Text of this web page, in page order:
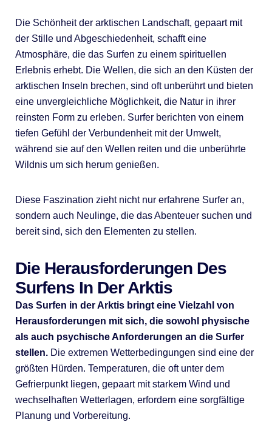
Die Schönheit der arktischen Landschaft, gepaart mit
der Stille und Abgeschiedenheit, schafft eine
Atmosphäre, die das Surfen zu einem spirituellen
Erlebnis erhebt. Die Wellen, die sich an den Küsten der
arktischen Inseln brechen, sind oft unberührt und bieten
eine unvergleichliche Möglichkeit, die Natur in ihrer
reinsten Form zu erleben. Surfer berichten von einem
tiefen Gefühl der Verbundenheit mit der Umwelt,
während sie auf den Wellen reiten und die unberührte
Wildnis um sich herum genießen.
Diese Faszination zieht nicht nur erfahrene Surfer an,
sondern auch Neulinge, die das Abenteuer suchen und
bereit sind, sich den Elementen zu stellen.
Die Herausforderungen Des
Surfens In Der Arktis
Das Surfen in der Arktis bringt eine Vielzahl von
Herausforderungen mit sich, die sowohl physische
als auch psychische Anforderungen an die Surfer
stellen.Die extremen Wetterbedingungen sind eine der
größten Hürden. Temperaturen, die oft unter dem
Gefrierpunkt liegen, gepaart mit starkem Wind und
wechselhaften Wetterlagen, erfordern eine sorgfältige
Planung und Vorbereitung.